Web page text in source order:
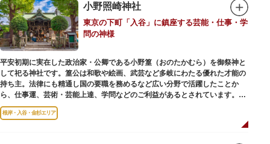
創建当初の社号は「石清水八幡宮」でしたが、1951年に「藏前神社」へと改
称しました。江戸城鬼門除の守護神ならびに徳川将軍家祈願所の一社として
尊崇され、社地は200石の朱印地を賜り、江戸を代表する名社のひとつに数
えられています。赤穂義士討ち入りの成功祈願や、落語の演目にある「元
犬」ゆかりの神社としても知られるパワースポットです。
小野照崎神社
東京の下町「入谷」に鎮座する芸能・仕事・学
問の神様
平安初期に実在した政治家・公卿である小野篁（おのたかむら）を御祭神と
して祀る神社です。篁公は和歌や絵画、武芸など多岐にわたる優れた才能の
持ち主。法律にも精通し国の要職を務めるなど広い分野で活躍したことか
ら、仕事運、芸術・芸能上達、学問などのご利益があるとされています。
境内には、国の重要有形民俗文化財であるミニチュアの富士山「富士塚」
や、日本三大に数えられる「庚申塚」、昭和を代表する囲碁棋士・藤沢秀行
根岸・入谷・金杉エリア